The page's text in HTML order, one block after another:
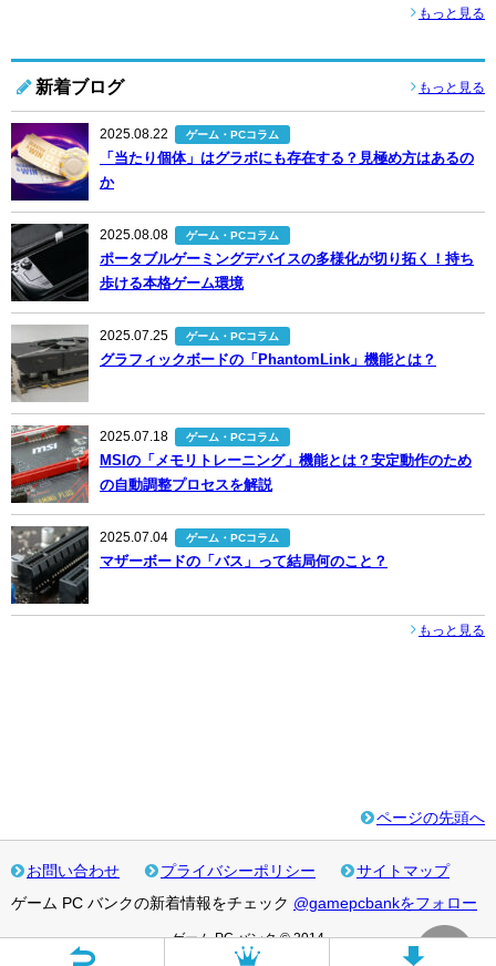
もっと見る
新着ブログ もっと見る
2025.08.22 ゲーム・PCコラム
「当たり個体」はグラボにも存在する？見極め方はあるの
か
2025.08.08 ゲーム・PCコラム
ポータブルゲーミングデバイスの多様化が切り拓く！持ち
歩ける本格ゲーム環境
2025.07.25 ゲーム・PCコラム
グラフィックボードの「PhantomLink」機能とは？
2025.07.18 ゲーム・PCコラム
MSIの「メモリトレーニング」機能とは？安定動作のため
の自動調整プロセスを解説
2025.07.04 ゲーム・PCコラム
マザーボードの「バス」って結局何のこと？
もっと見る
ページの先頭へ
お問い合わせ プライバシーポリシー
サイトマップ
ゲーム PC バンクの新着情報をチェック @gamepcbankをフォロー
ゲーム PC バンク © 2014